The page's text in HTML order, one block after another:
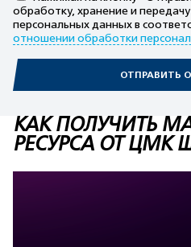
обработку, хранение и
персональных данных в
отношении обработки
ОТПРАВИТЬ
КАК ПОЛУЧИТЬ
РЕСУРСА ОТ ЦМК